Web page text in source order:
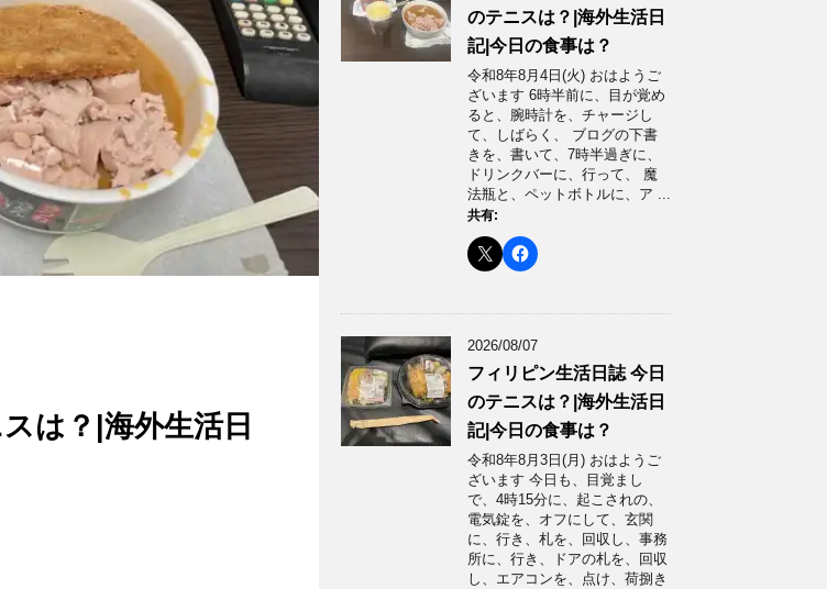
は？|海外生活日
のテニスは？|海外生活日
記|今日の食事は？
令和8年8月4日(火) おはようご
ざいます 6時半前に、目が覚め
ると、腕時計を、チャージし
て、しばらく、 ブログの下書
きを、書いて、7時半過ぎに、
ドリンクバーに、行って、 魔
法瓶と、ペットボトルに、ア ...
共有:
2026/08/07
フィリピン生活日誌 今日
のテニスは？|海外生活日
記|今日の食事は？
令和8年8月3日(月) おはようご
ざいます 今日も、目覚まし
で、4時15分に、起こされの、
電気錠を、オフにして、玄関
に、行き、札を、回収し、事務
所に、行き、ドアの札を、回収
し、エアコンを、点け、荷捌き